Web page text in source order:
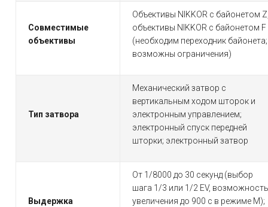
Совместимые
объективы
Объективы NIKKOR с байонетом
объективы NIKKOR с байонетом F
(необходим переходник байонета;
возможны ограничения)
Тип затвора
Механический затвор с
вертикальным ходом шторок и
электронным управлением;
электронный спуск передней
шторки; электронный затвор
Выдержка
От 1/8000 до 30 секунд (выбор
шага 1/3 или 1/2 EV, возможность
увеличения до 900 с в режиме M);